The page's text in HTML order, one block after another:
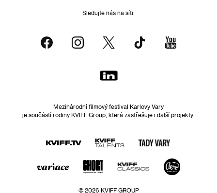
Sledujte nás na síti:
Mezinárodní filmový festival Karlovy Vary
je součástí rodiny KVIFF Group, která zastřešuje i další projekty:
© 2026 KVIFF GROUP